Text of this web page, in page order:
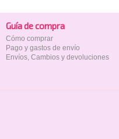
Guía de compra
Cómo comprar
Pago y gastos de envío
Envíos, Cambios y devoluciones